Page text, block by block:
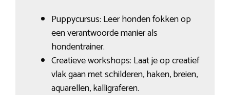
Puppycursus: Leer honden fokken op
een verantwoorde manier als
hondentrainer.
Creatieve workshops: Laat je op creatief
vlak gaan met schilderen, haken, breien,
aquarellen, kalligraferen.